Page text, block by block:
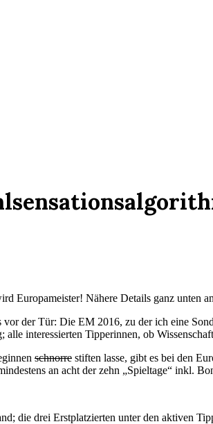
Europameister! Nähere Details ganz unten
vor der Tür: Die EM 2016, zu der ich eine
interessierten Tipperinnen, ob
schnorre stiften lasse, gibt es bei den
an acht der zehn „Spieltage“ inkl.
die drei Erstplatzierten unter den aktiven